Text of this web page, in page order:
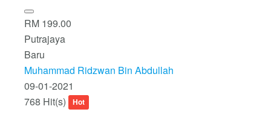
RM 199.00
Putrajaya
Baru
Muhammad Ridzwan Bin Abdullah
09-01-2021
768 Hit(s)
Hot